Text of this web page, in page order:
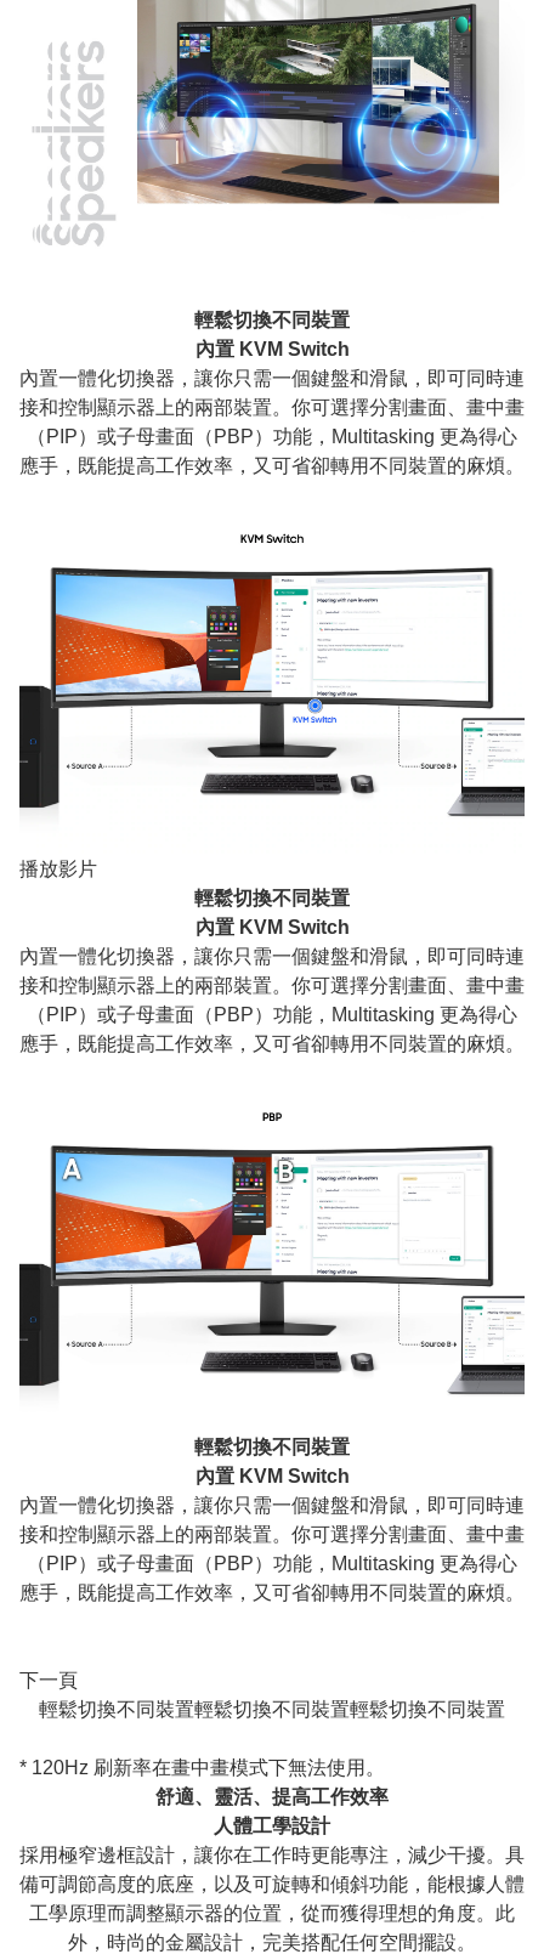
輕鬆切換不同裝置
內置 KVM Switch
內置一體化切換器，讓你只需一個鍵盤和滑鼠，即可同時連
接和控制顯示器上的兩部裝置。你可選擇分割畫面、畫中畫
（PIP）或子母畫面（PBP）功能，Multitasking 更為得心
應手，既能提高工作效率，又可省卻轉用不同裝置的麻煩。
播放影片
輕鬆切換不同裝置
內置 KVM Switch
內置一體化切換器，讓你只需一個鍵盤和滑鼠，即可同時連
接和控制顯示器上的兩部裝置。你可選擇分割畫面、畫中畫
（PIP）或子母畫面（PBP）功能，Multitasking 更為得心
應手，既能提高工作效率，又可省卻轉用不同裝置的麻煩。
輕鬆切換不同裝置
內置 KVM Switch
內置一體化切換器，讓你只需一個鍵盤和滑鼠，即可同時連
接和控制顯示器上的兩部裝置。你可選擇分割畫面、畫中畫
（PIP）或子母畫面（PBP）功能，Multitasking 更為得心
應手，既能提高工作效率，又可省卻轉用不同裝置的麻煩。
下一頁
輕鬆切換不同裝置輕鬆切換不同裝置輕鬆切換不同裝置
* 120Hz 刷新率在畫中畫模式下無法使用。
舒適、靈活、提高工作效率
人體工學設計
採用極窄邊框設計，讓你在工作時更能專注，減少干擾。具
備可調節高度的底座，以及可旋轉和傾斜功能，能根據人體
工學原理而調整顯示器的位置，從而獲得理想的角度。此
外，時尚的金屬設計，完美搭配任何空間擺設。